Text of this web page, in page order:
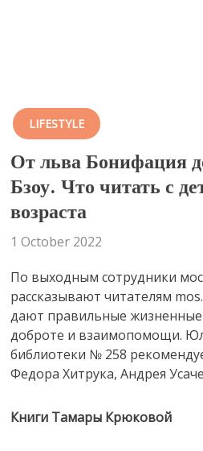
LIFESTYLE
От льва Бонифация
Бзоу. Что читать с
возраста
1 October 2022
По выходным сотрудники
рассказывают читателям
дают правильные
доброте и взаимопомощи.
библиотеки № 258
Федора Хитрука, Андрея
Книги Тамары Крюковой